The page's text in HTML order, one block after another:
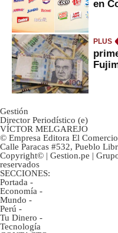
en
PLUS
Gestión
Director Periodístico (e)
VÍCTOR MELGAREJO
© Empresa Editora El
Calle Paracas #532, Pueblo
Copyright© | Gestion.pe |
reservados
SECCIONES:
Portada -
Economía -
Mundo -
Perú -
Tu Dinero -
Tecnología